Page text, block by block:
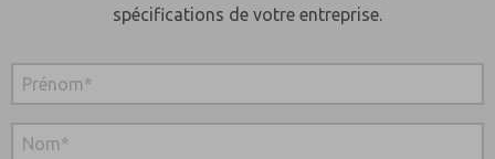
spécifications de votre entreprise.